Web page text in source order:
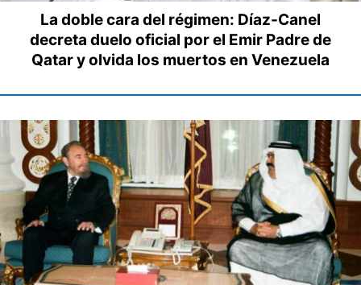
La doble cara del régimen: Díaz-Canel
decreta duelo oficial por el Emir Padre de
Qatar y olvida los muertos en Venezuela